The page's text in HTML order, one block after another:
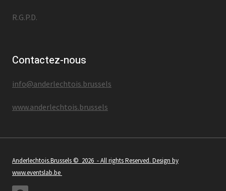
R.G.P.D.
Contactez-nous
info@anderlechtois.brussels
www.anderlechtois.brussels
Anderlechtois.Brussels © 2026 - All rights Reserved. Design by
www.eventslab.be